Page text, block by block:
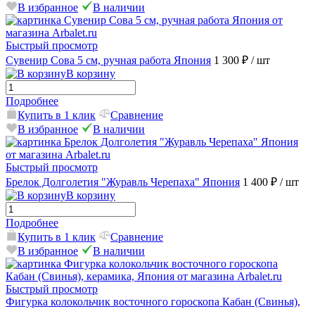
В избранное
В наличии
Быстрый просмотр
Сувенир Сова 5 см, ручная работа Япония 1 300 ₽ / шт
В корзину
Подробнее
Купить в 1 клик
Сравнение
В избранное
В наличии
Быстрый просмотр
Брелок Долголетия "Журавль Черепаха" Япония 1 400 ₽ / шт
В корзину
Подробнее
Купить в 1 клик
Сравнение
В избранное
В наличии
Быстрый просмотр
Фигурка колокольчик восточного гороскопа Кабан (Свинья),